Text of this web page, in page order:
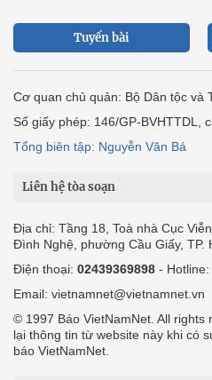
Tuyến bài
Cơ quan chủ quản: Bộ Dân tộc và
Số giấy phép: 146/GP-BVHTTDL,
Tổng biên tập: Nguyễn Văn Bá
Liên hệ tòa soạn
Địa chỉ: Tầng 18, Toà nhà Cục
Đình Nghệ, phường Cầu Giấy, TP.
Điện thoại: 02439369898 - Hotline:
Email: vietnamnet@vietnamnet.vn
© 1997 Báo VietNamNet. All
lại thông tin từ website này khi có
báo VietNamNet.